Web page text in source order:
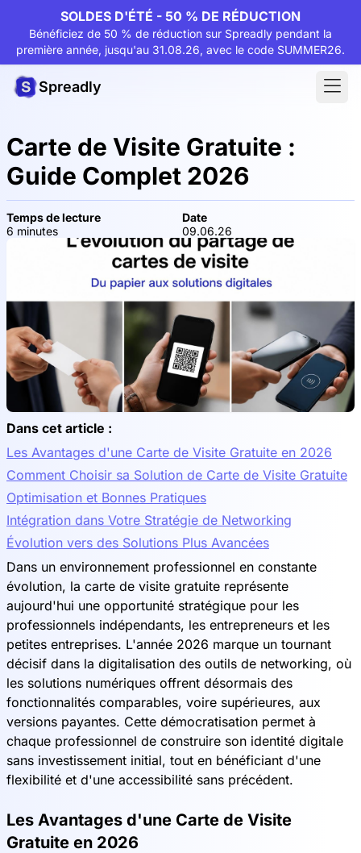
SOLDES D'ÉTÉ - 50 % DE RÉDUCTION
Bénéficiez de 50 % de réduction sur Spreadly pendant la
première année, jusqu'au 31.08.26, avec le code SUMMER26.
Spreadly
Carte de Visite Gratuite :
Guide Complet 2026
Temps de lecture
6 minutes
Date
09.06.26
Dans cet article :
Les Avantages d'une Carte de Visite Gratuite en 2026
Comment Choisir sa Solution de Carte de Visite Gratuite
Optimisation et Bonnes Pratiques
Intégration dans Votre Stratégie de Networking
Évolution vers des Solutions Plus Avancées
Dans un environnement professionnel en constante
évolution, la carte de visite gratuite représente
aujourd'hui une opportunité stratégique pour les
professionnels indépendants, les entrepreneurs et les
petites entreprises. L'année 2026 marque un tournant
décisif dans la digitalisation des outils de networking, où
les solutions numériques offrent désormais des
fonctionnalités comparables, voire supérieures, aux
versions payantes. Cette démocratisation permet à
chaque professionnel de construire son identité digitale
sans investissement initial, tout en bénéficiant d'une
flexibilité et d'une accessibilité sans précédent.
Les Avantages d'une Carte de Visite
Gratuite en 2026